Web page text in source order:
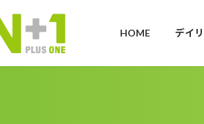
HOME デイ